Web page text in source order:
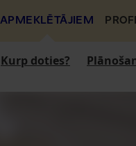
APMEKLĒTĀJIEM
Kurp doties?